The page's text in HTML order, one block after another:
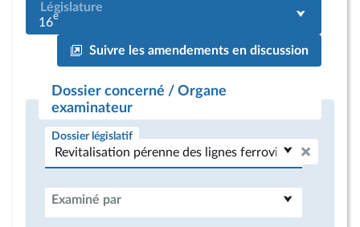
Législature
16e
Suivre les amendements en discussion
Dossier concerné / Organe
examinateur
Dossier législatif
Examiné par